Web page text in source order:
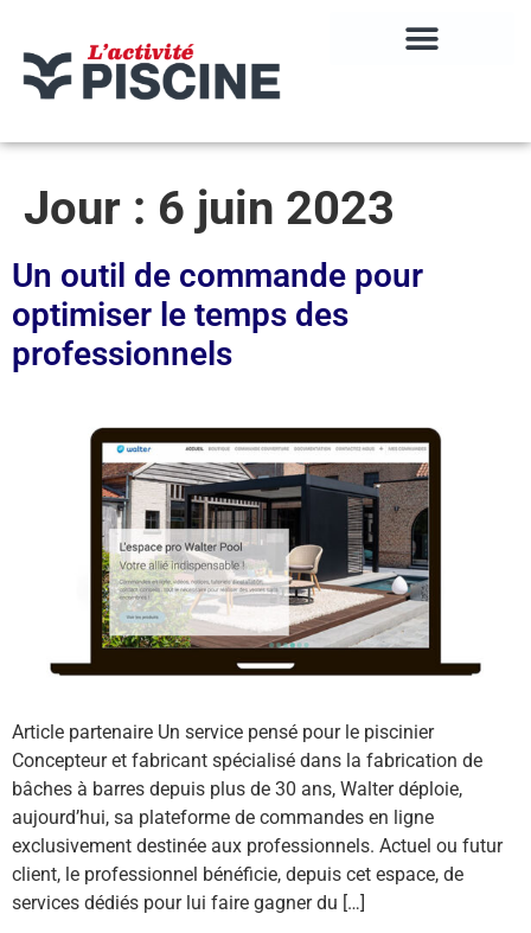
Jour : 6 juin 2023
Un outil de commande pour
optimiser le temps des
professionnels
Article partenaire Un service pensé pour le piscinier
Concepteur et fabricant spécialisé dans la fabrication de
bâches à barres depuis plus de 30 ans, Walter déploie,
aujourd’hui, sa plateforme de commandes en ligne
exclusivement destinée aux professionnels. Actuel ou futur
client, le professionnel bénéficie, depuis cet espace, de
services dédiés pour lui faire gagner du […]